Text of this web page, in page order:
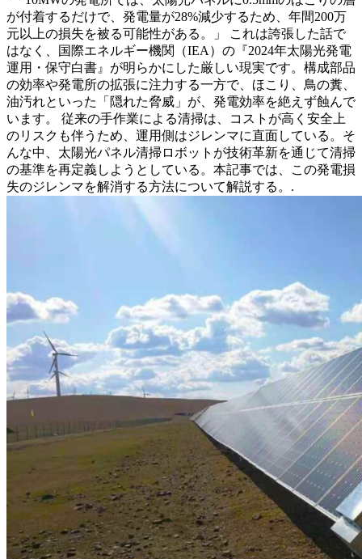
が付着するだけで、発電量が28%減少するため、年間200万
元以上の損失を被る可能性がある。」 これは誇張した話で
はなく、国際エネルギー機関（IEA）の『2024年太陽光発電
運用・保守白書』が明らかにした厳しい現実です。構成部品
の効率や発電所の拡張に注力する一方で、ほこり、鳥の糞、
油汚れといった「隠れた脅威」が、発電効率を絶えず蝕んで
います。 従来の手作業による清掃は、コストが高く安全上
のリスクも伴うため、運用側はジレンマに直面している。そ
んな中、太陽光パネル清掃ロボットが技術革新を通じて清掃
の基準を再定義しようとしている。本記事では、この発電損
失のジレンマを解消する方法について解説する。.